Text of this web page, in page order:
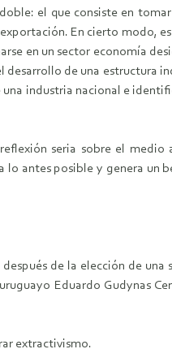
el que consiste en
En cierto
en un sector economía
desarrollo de una
industria nacional e
seria sobre el
lo antes posible y genera
de la elección de
Eduardo Gudynas
extractivismo.